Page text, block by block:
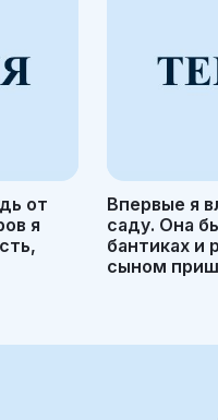
от
я
Впервые я
саду. Она
бантиках и
сыном